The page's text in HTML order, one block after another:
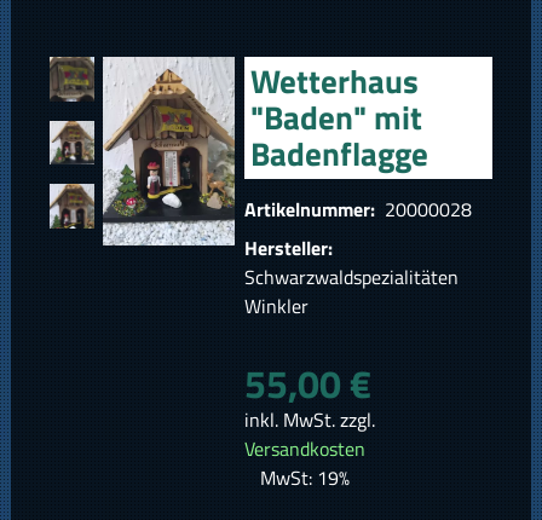
Wetterhaus
"Baden" mit
Badenflagge
Artikelnummer: 20000028
Hersteller:
Schwarzwaldspezialitäten
Winkler
55,00 €
inkl. MwSt. zzgl.
Versandkosten
MwSt: 19%